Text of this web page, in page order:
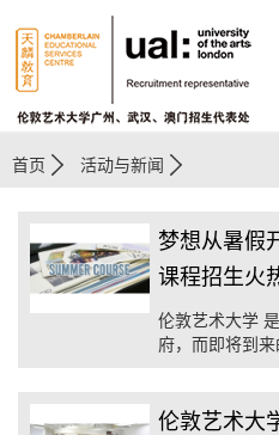
首页 活动与新闻
梦想从暑假
课程招生火
伦敦艺术大学
府，而即将到
伦敦艺术大